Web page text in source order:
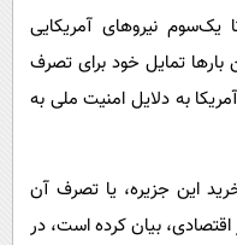
نیروهای آمریکایی
بارها تمایل خود برای تصرف
به دلایل امنیت ملی به
این جزیره، یا تصرف آن
بیان کرده است، در